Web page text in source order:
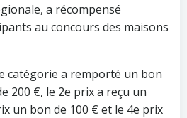
a récompensé
au concours des maisons
catégorie a remporté un bon
200 €, le 2e prix a reçu un
un bon de 100 € et le 4e prix